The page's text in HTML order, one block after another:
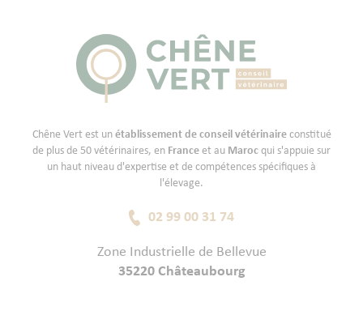
Chêne Vert est un établissement de conseil vétérinaireconstitué
de plus de 50 vétérinaires, en France et au Maroc qui s'appuie sur
un haut niveau d'expertise et de compétences spécifiques à
l'élevage.
02 99 00 31 74
Zone Industrielle de Bellevue
35220 Châteaubourg